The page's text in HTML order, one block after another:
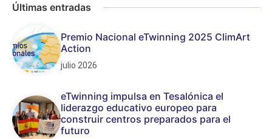
Últimas entradas
Premio Nacional eTwinning 2025 ClimArt
Action
julio 2026
eTwinning impulsa en Tesalónica el
liderazgo educativo europeo para
construir centros preparados para el
futuro